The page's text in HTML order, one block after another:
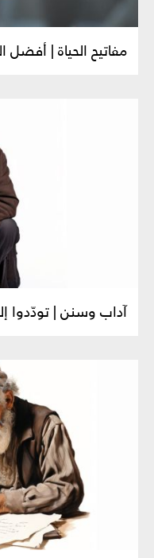
مفاتيح الحياة |
آداب وسنن | تودّدوا